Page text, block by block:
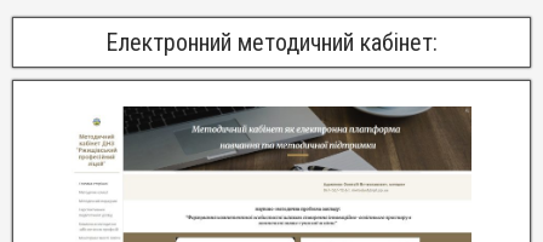
Електронний методичний кабінет: